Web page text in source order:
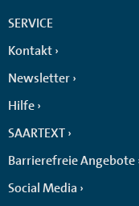
SERVICE
Kontakt
Newsletter
Hilfe
SAARTEXT
Barrierefreie Angebote
Social Media